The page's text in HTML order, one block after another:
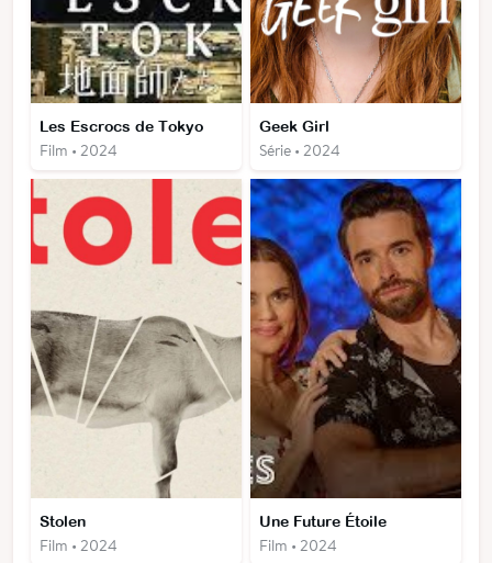
Les Escrocs de Tokyo
Film • 2024
Geek Girl
Série • 2024
Stolen
Film • 2024
Une Future Étoile
Film • 2024